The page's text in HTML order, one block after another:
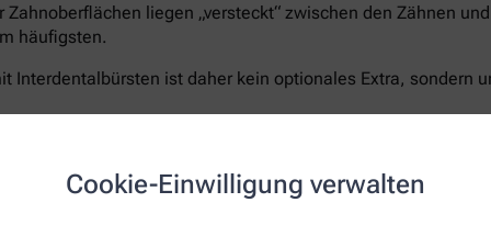
Cookie-Einwilligung verwalten
liegen „versteckt“ zwischen den Zähnen
häufigsten.
Interdentalbürsten ist daher kein optionales Extra, sondern